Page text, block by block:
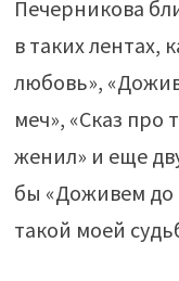
Печерникова
в таких лентах,
любовь»,
меч», «Сказ про
женил» и еще
бы «Доживем до
такой моей